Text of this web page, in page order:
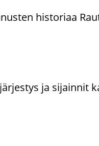
his­to­ri­aa
ja si­jain­nit